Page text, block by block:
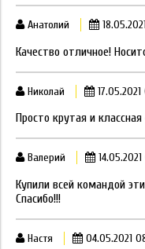
Анатолий
Качество отличное!
Николай
Просто крутая и
Валерий
Купили всей командой
Спасибо!!!
Настя 04.05.2021